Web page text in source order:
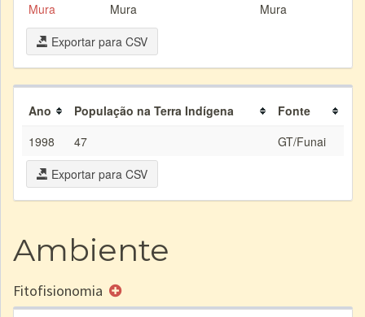
Mura
Mura
Mura
Exportar para CSV
Ano População na Terra Indígena
Fonte
1998
47
GT/Funai
Exportar para CSV
Ambiente
Fitofisionomia